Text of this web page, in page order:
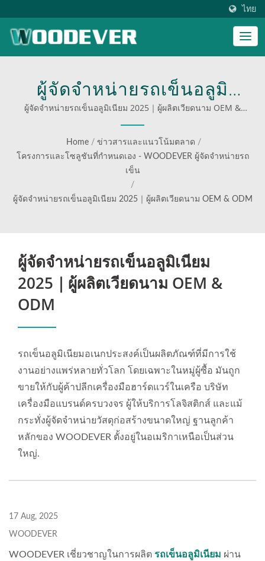
ไทย
ผู้จัดจำหน่ายรถเข็นอลูมิ
เนียม 2025｜ผู้ผลิตเวียดนาม
OEM & ODM | เพิ่ม
ประสิทธิภาพการดำเนินงาน
ของคุณด้วยรถเข็นมือและรถ
เข็นแพลตฟอร์มมืออาชีพจาก
ผู้จัดจำหน่ายรถเข็นอลูมิเนียม 2025｜ผู้ผลิตเวียดนาม OEM &
ODM | บันไดขั้นตอนที่กำหนดเองสำหรับธุรกิจ
Home / ข่าวสารและแนวโน้มตลาด /
โครงการและโซลูชันที่กำหนดเอง - WOODEVER ผู้จัดจำหน่ายรถ
เข็น
/
ผู้จัดจำหน่ายรถเข็นอลูมิเนียม 2025｜ผู้ผลิตเวียดนาม OEM & ODM
ผู้จัดจำหน่ายรถเข็นอลูมิเนียม
2025｜ผู้ผลิตเวียดนาม OEM &
ODM
รถเข็นอลูมิเนียมอเนกประสงค์เป็นผลิตภัณฑ์ที่มีการใช้
งานอย่างแพร่หลายทั่วโลก โดยเฉพาะในหมู่ผู้ซื้อ มันถูก
ขายให้กับผู้ค้าปลีกเครื่องมือฮาร์ดแวร์ในเครือ บริษัท
เครื่องมือแบรนด์ครบวงจร ผู้ให้บริการโลจิสติกส์ และแม้
กระทั่งผู้จัดจำหน่ายวัสดุก่อสร้างขนาดใหญ่ ฐานลูกค้า
หลักของ WOODEVER ตั้งอยู่ในอเมริกาเหนือเป็นส่วน
ใหญ่.
17 Aug, 2025
WOODEVER
WOODEVER เชี่ยวชาญในการผลิต รถเข็นอลูมิเนียม ผ่าน